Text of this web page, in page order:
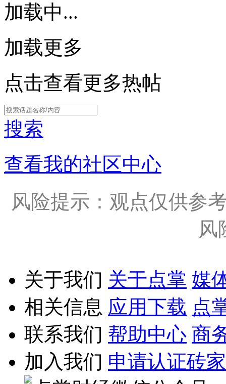
加载中...
加载更多
点击查看更多热帖
搜索
查看我的社区中心
风险提示：观点仅供参
风
关于我们 关于点掌 媒
相关信息 应用下载 点
联系我们 帮助中心 商
加入我们 申请认证砖家